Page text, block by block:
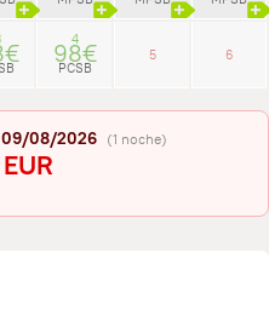
4
98€
PCSB
5 6
09/08/2026 (1 noche)